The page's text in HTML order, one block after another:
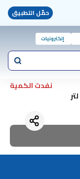
حمّل التطبيق
إلكترونيات
نفدت الكمية